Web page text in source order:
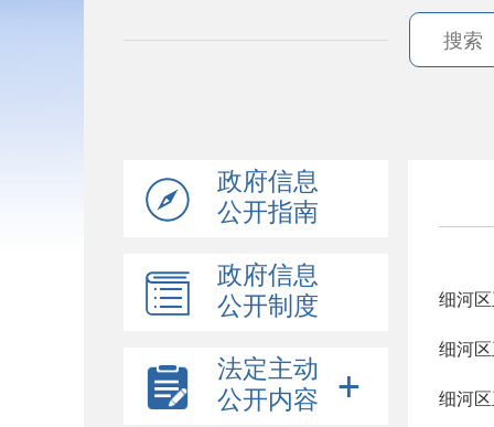
政府信息
公开指南
政府信息
公开制度
法定主动
公开内容
细河
细河
细河